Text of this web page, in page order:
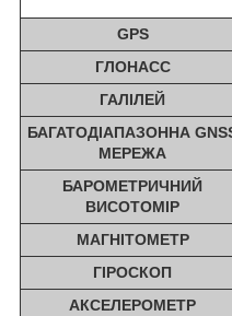
GPS
ГЛОНАСС
ГАЛІЛЕЙ
БАГАТОДІАПАЗОННА
МЕРЕЖА
БАРОМЕТРИЧНИЙ
ВИСОТОМІР
МАГНІТОМЕТР
ГІРОСКОП
АКСЕЛЕРОМЕТР